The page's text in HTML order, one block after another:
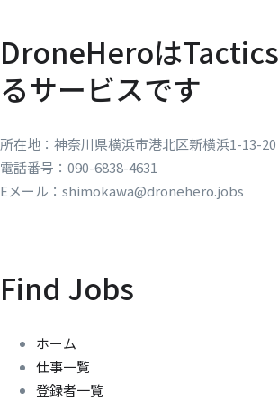
DroneHeroは
るサービスです
所在地：神奈川県横浜市港北区新横浜1-13-20
電話番号：090-6838-4631
Eメール：shimokawa@dronehero.jobs
Find Jobs
ホーム
仕事一覧
登録者一覧